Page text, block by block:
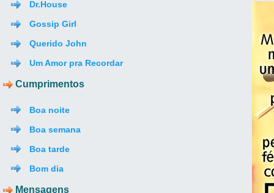
Dr.House
Gossip Girl
Querido John
Um Amor pra Recordar
Cumprimentos
Boa noite
Boa semana
Boa tarde
Bom dia
Mensagens